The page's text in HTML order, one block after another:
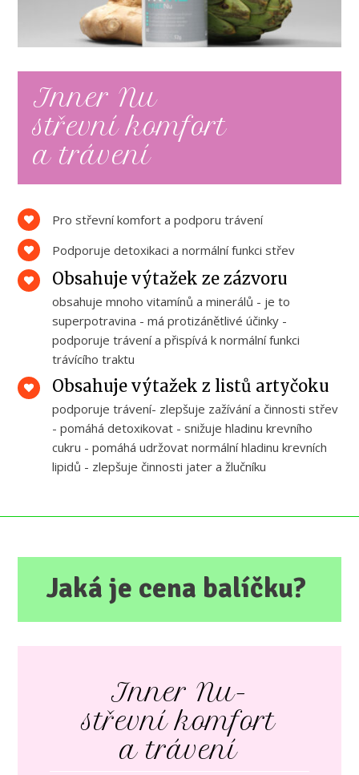
Inner Nu
střevní komfort
a trávení
Pro střevní komfort a podporu trávení
Podporuje detoxikaci a normální funkci střev
Obsahuje výtažek ze zázvoru
obsahuje mnoho vitamínů a minerálů - je to
superpotravina - má protizánětlivé účinky -
podporuje trávení a přispívá k normální funkci
trávícího traktu
Obsahuje výtažek z listů artyčoku
podporuje trávení- zlepšuje zažívání a činnosti střev
- pomáhá detoxikovat - snižuje hladinu krevního
cukru - pomáhá udržovat normální hladinu krevních
lipidů - zlepšuje činnosti jater a žlučníku
Jaká je cena balíčku?
Inner Nu-
střevní komfort
a trávení